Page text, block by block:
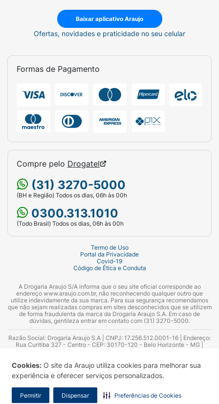
Cookies: O site da Araujo utiliza cookies para melhorar sua
experiência e oferecer serviços personalizados.
Permitir Dispensar Preferências de Cookies
Baixar aplicativo Araujo
Ofertas, novidades e praticidade no seu celular
Formas de Pagamento
Compre pelo Drogatel
(31) 3270-5000
(BH e Região) Todos os dias, 06h às 00h
0300.313.1010
(Todo Brasil) Todos os dias, 06h às 00h
Termo de Uso
Portal da Privacidade
Covid-19
Código de Ética e Conduta
A Drogaria Araujo S/A informa que o seu site oficial corresponde ao
endereço www.araujo.com.br, não reconhecendo qualquer outro que
utilize indevidamente da sua marca. Para sua segurança recomendamos
que não sejam realizadas compras em sites desconhecidos que se utilizem
de forma fraudulenta da marca da Drogaria Araujo S.A. Em caso de
dúvidas, gentileza entrar em contato com (31) 3270-5000.
Razão Social: Drogaria Araujo S.A | CNPJ: 17.256.512.0001-16 | Endereço:
Rua Curitiba 327 - Centro - CEP: 30170-120 - Belo Horizonte - MG |
Azevedo Guimarães – CRF 10.965 | Yasmin Silva Alvarenga – CRF 52.584 -
Consultor substituto: Thiago Aguiar Pinheiro - CRF Nº 13.748. Alvará
Sanitário: 2025020713 | Autorização de Funcionamento da Empresa (AFE):